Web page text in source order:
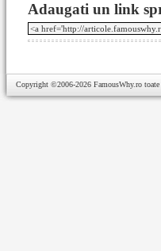
Adaugati un link
Copyright ©2006-2026 FamousWhy.ro